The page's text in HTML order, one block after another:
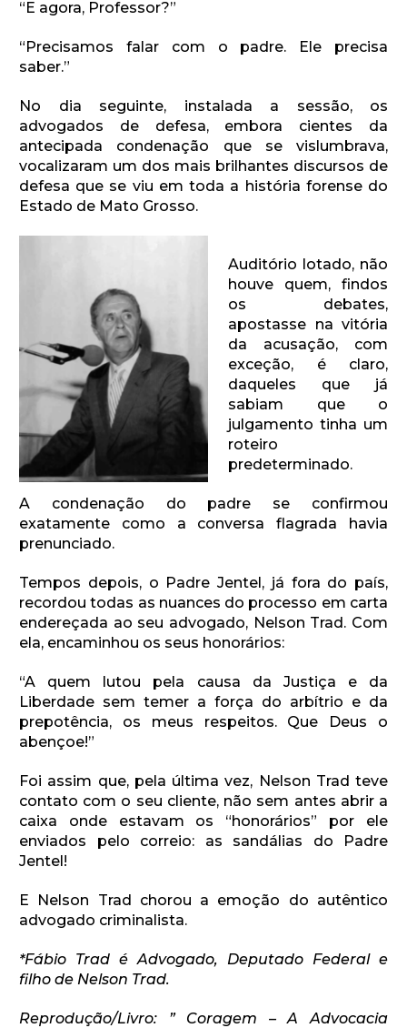
“E agora, Professor?”
“Precisamos falar com o padre. Ele precisa
saber.”
No dia seguinte, instalada a sessão, os
advogados de defesa, embora cientes da
antecipada condenação que se vislumbrava,
vocalizaram um dos mais brilhantes discursos de
defesa que se viu em toda a história forense do
Estado de Mato Grosso.
Auditório lotado, não
houve quem, findos
os debates,
apostasse na vitória
da acusação, com
exceção, é claro,
daqueles que já
sabiam que o
julgamento tinha um
roteiro
predeterminado.
A condenação do padre se confirmou
exatamente como a conversa flagrada havia
prenunciado.
Tempos depois, o Padre Jentel, já fora do país,
recordou todas as nuances do processo em carta
endereçada ao seu advogado, Nelson Trad. Com
ela, encaminhou os seus honorários:
“A quem lutou pela causa da Justiça e da
Liberdade sem temer a força do arbítrio e da
prepotência, os meus respeitos. Que Deus o
abençoe!”
Foi assim que, pela última vez, Nelson Trad teve
contato com o seu cliente, não sem antes abrir a
caixa onde estavam os “honorários” por ele
enviados pelo correio: as sandálias do Padre
Jentel!
E Nelson Trad chorou a emoção do autêntico
advogado criminalista.
*Fábio Trad é Advogado, Deputado Federal e
filho de Nelson Trad.
Reprodução/Livro: ” Coragem – A Advocacia